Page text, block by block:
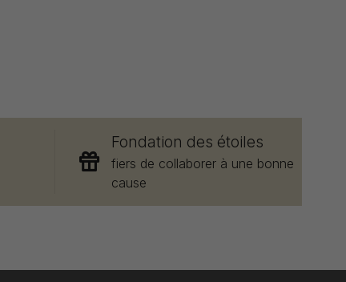
Fondation des étoiles
fiers de collaborer à une bonne
cause